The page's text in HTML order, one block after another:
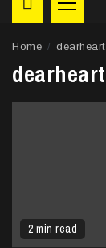
Primary
Menu
Home dearheart
dearheart
2 min read